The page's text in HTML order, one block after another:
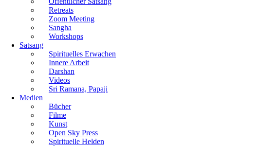
Retreats
Zoom Meeting
Sangha
Workshops
Satsang
Spirituelles Erwachen
Innere Arbeit
Darshan
Videos
Sri Ramana, Papaji
Medien
Bücher
Filme
Kunst
Open Sky Press
Spirituelle Helden